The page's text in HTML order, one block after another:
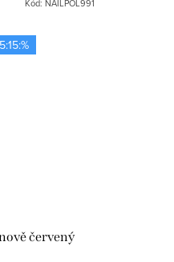
Kód: NAILPOL991
červený